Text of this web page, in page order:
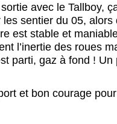
avec le Tallboy,
sentier du 05, alors
est stable et
l’inertie des roues
parti, gaz à fond !
et bon courage